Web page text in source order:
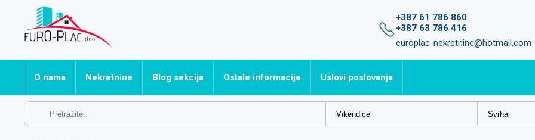
+387 61 786 860
+387 63 786 416
europlac-nekretnine@hotmail.com
O nama Nekretnine
Sve nekretnine
Apartmani
Blog sekcija Ostale informacije
Često postavljena pitanja
Uslovi poslovanja